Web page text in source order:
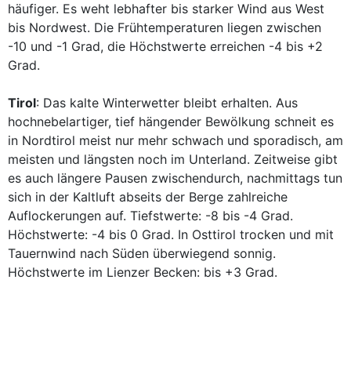
häufiger. Es weht lebhafter bis starker Wind aus West
bis Nordwest. Die Frühtemperaturen liegen zwischen
-10 und -1 Grad, die Höchstwerte erreichen -4 bis +2
Grad.
Tirol: Das kalte Winterwetter bleibt erhalten. Aus
hochnebelartiger, tief hängender Bewölkung schneit es
in Nordtirol meist nur mehr schwach und sporadisch, am
meisten und längsten noch im Unterland. Zeitweise gibt
es auch längere Pausen zwischendurch, nachmittags tun
sich in der Kaltluft abseits der Berge zahlreiche
Auflockerungen auf. Tiefstwerte: -8 bis -4 Grad.
Höchstwerte: -4 bis 0 Grad. In Osttirol trocken und mit
Tauernwind nach Süden überwiegend sonnig.
Höchstwerte im Lienzer Becken: bis +3 Grad.